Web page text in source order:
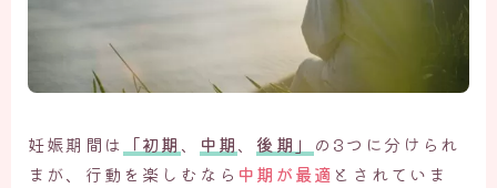
妊娠期間は 「初期 、 中期、 後期」 の3つに分けられ
まが、行動を楽しむなら 中期が最適 とされていま